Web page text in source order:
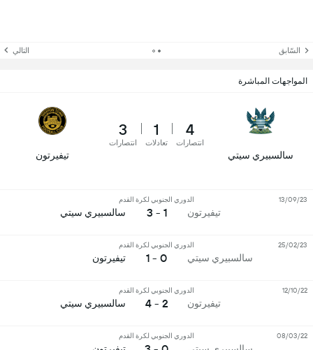
السّابق التالي
المواجهات المباشرة
سالسبيري سيتي
4
انتصارات
1
تعادلات
3
انتصارات
تيفيرتون
تيفيرتون
الدوري الجنوبي لكرة القدم
1 - 3 سالسبيري سيتي
13/09/23
سالسبيري سيتي
الدوري الجنوبي لكرة القدم
0 - 1 تيفيرتون
25/02/23
تيفيرتون
الدوري الجنوبي لكرة القدم
2 - 4 سالسبيري سيتي
12/10/22
الدوري الجنوبي لكرة القدم 08/03/22